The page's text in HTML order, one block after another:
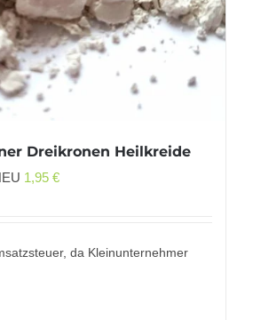
Dreikronen Heilkreide
€
1,95 €Aktueller
1,95 €.
da Kleinunternehmer